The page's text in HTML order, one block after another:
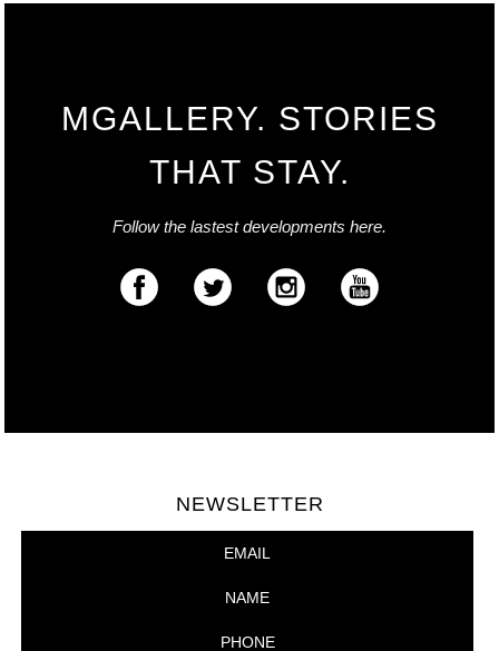
MGALLERY. STORIES
THAT STAY.
Follow the lastest developments here.
NEWSLETTER